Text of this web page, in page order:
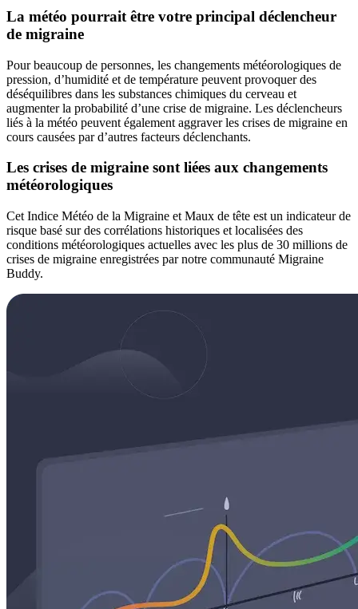
La météo pourrait être votre principal déclencheur
de migraine
Pour beaucoup de personnes, les changements météorologiques de
pression, d’humidité et de température peuvent provoquer des
déséquilibres dans les substances chimiques du cerveau et
augmenter la probabilité d’une crise de migraine. Les déclencheurs
liés à la météo peuvent également aggraver les crises de migraine en
cours causées par d’autres facteurs déclenchants.
Les crises de migraine sont liées aux changements
météorologiques
Cet Indice Météo de la Migraine et Maux de tête est un indicateur de
risque basé sur des corrélations historiques et localisées des
conditions météorologiques actuelles avec les plus de 30 millions de
crises de migraine enregistrées par notre communauté Migraine
Buddy.